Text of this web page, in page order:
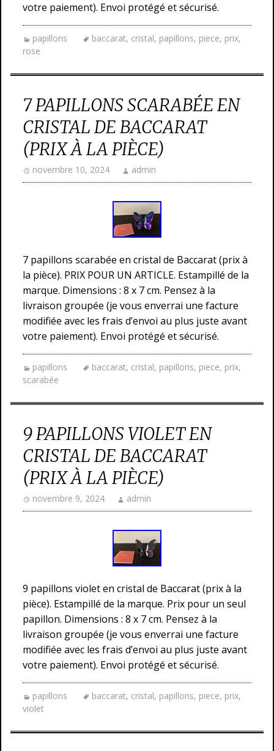
votre paiement). Envoi protégé et sécurisé.
papillons baccarat, cristal, papillons, piece, prix,
rose
7 PAPILLONS SCARABÉE EN
CRISTAL DE BACCARAT
(PRIX À LA PIÈCE)
novembre 10, 2024 admin
7 papillons scarabée en cristal de Baccarat (prix à
la pièce). PRIX POUR UN ARTICLE. Estampillé de la
marque. Dimensions : 8 x 7 cm. Pensez à la
livraison groupée (je vous enverrai une facture
modifiée avec les frais d’envoi au plus juste avant
votre paiement). Envoi protégé et sécurisé.
papillons baccarat, cristal, papillons, piece, prix,
scarabée
9 PAPILLONS VIOLET EN
CRISTAL DE BACCARAT
(PRIX À LA PIÈCE)
novembre 9, 2024 admin
9 papillons violet en cristal de Baccarat (prix à la
pièce). Estampillé de la marque. Prix pour un seul
papillon. Dimensions : 8 x 7 cm. Pensez à la
livraison groupée (je vous enverrai une facture
modifiée avec les frais d’envoi au plus juste avant
votre paiement). Envoi protégé et sécurisé.
papillons baccarat, cristal, papillons, piece, prix,
violet